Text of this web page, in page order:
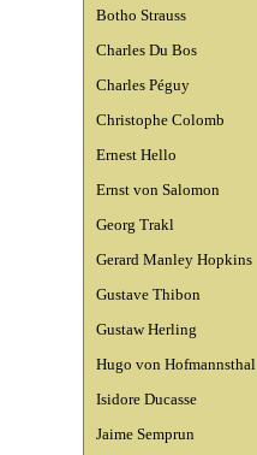
Botho Strauss
Charles Du Bos
Charles Péguy
Christophe Colomb
Ernest Hello
Ernst von Salomon
Georg Trakl
Gerard Manley Hopkins
Gustave Thibon
Gustaw Herling
Hugo von Hofmannsthal
Isidore Ducasse
Jaime Semprun